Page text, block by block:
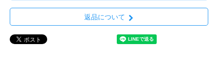
返品について